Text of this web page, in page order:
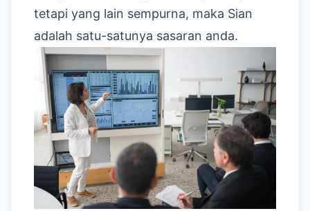
tetapi yang lain sempurna, maka Sian
adalah satu-satunya sasaran anda.